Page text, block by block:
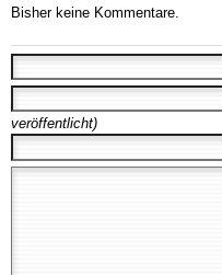
Bisher keine Kommentare.
veröffentlicht)